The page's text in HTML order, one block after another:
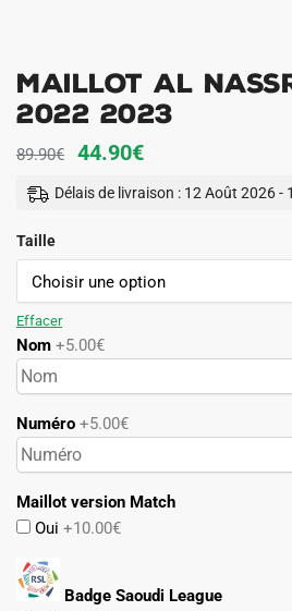
MAILLOT AL
2022 2023
89.90€
Le
prix
89.90€.
44.90€Le
prix
44.90€.
Délais de livraison : 12 Août 2026 -
Taille
Effacer
Nom +5.00€
Numéro +5.00€
Maillot version Match
Oui +10.00€
Badge Saoudi League